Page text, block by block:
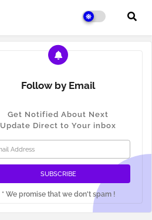
Follow by Email
Get Notified About Next
Update Direct to Your inbox
* We promise that we don't spam !